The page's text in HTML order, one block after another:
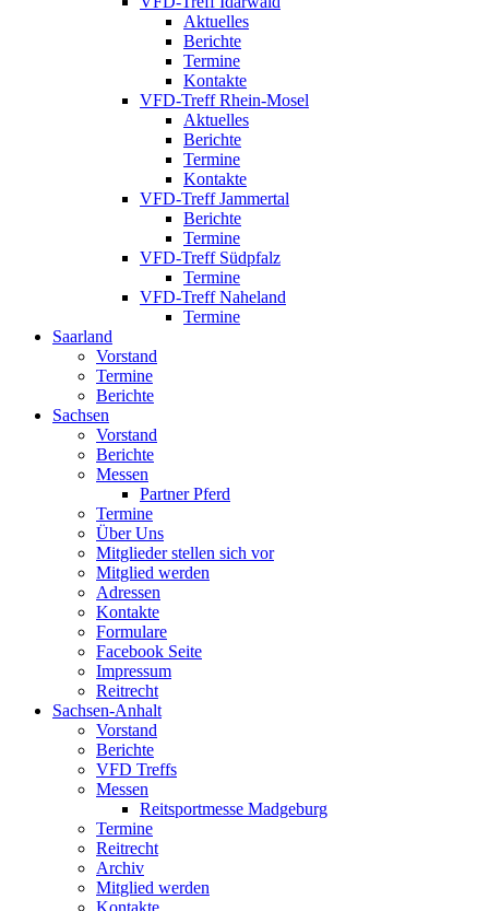
Aktuelles
Berichte
Termine
Kontakte
VFD-Treff Rhein-Mosel
Aktuelles
Berichte
Termine
Kontakte
VFD-Treff Jammertal
Berichte
Termine
VFD-Treff Südpfalz
Termine
VFD-Treff Naheland
Termine
Saarland
Vorstand
Termine
Berichte
Sachsen
Vorstand
Berichte
Messen
Partner Pferd
Termine
Über Uns
Mitglieder stellen sich vor
Mitglied werden
Adressen
Kontakte
Formulare
Facebook Seite
Impressum
Reitrecht
Sachsen-Anhalt
Vorstand
Berichte
VFD Treffs
Messen
Reitsportmesse Madgeburg
Termine
Reitrecht
Archiv
Mitglied werden
Kontakte